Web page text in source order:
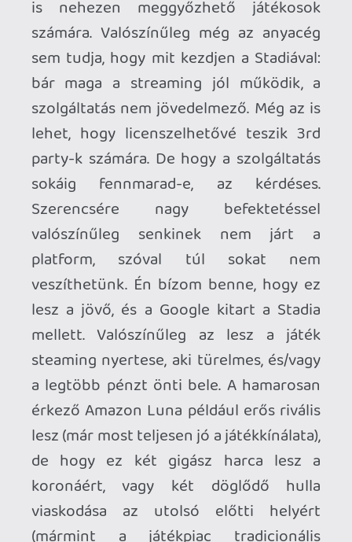
van képben a dolgokkal, de a fentiekkel
szemben akkor már jobb deal egy XSS +
gamepass, már ami az árakat és az
elérhető játékokat illeti.
beleugorjak. Mindenesetre kíváncsian
szemlélem, hogy alakul a továbbiakban a
dolog.
Egy biztos: Elkerülhetetlenül a streamingé
a jövő. Ez ugye már a TV-s vagy
zenehallgatási szokások megváltozásából
is lekövethető, de játékok szempontjából
még van hová alakulnia ennek. Most
jelenleg a digitális piac megy
(köszönhetően talán a covidnak is), de
még többségében fix hardvereszközökhöz
kötve.
Stadia HUN 2021.02.16 14:41:02
Stadia HUN 2021.02.16 14:41:02
De hiszen most pont ez van. Az
előfizetéshez jár kb 20 játék, és havonta
kikerül/bekerül kb 3-5 cím. Persze ezek
nem AAA-k. De azokat ugyanúgy meg
lehet venni, mint más “gépeken”.
ingyenes verzióval is el lehet lenni (főleg,
ha veszel még egy-két játékot), de a Pro
sem vészes, és ad jó kis pluszokat.
Ráadásul az első hónap Pro ingyenes, bárki
kipróbálhatja. Szerintem csak azért nem
használják embertömegek, mert nem
tudnak róla (nincs jól reklámozva).